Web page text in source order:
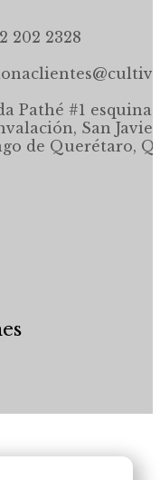
202 2328
Pathé #1 esquina,
San
de Querétaro,